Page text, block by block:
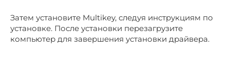
Затем установите Multikey, следуя инструкциям по
установке. После установки перезагрузите
компьютер для завершения установки драйвера.